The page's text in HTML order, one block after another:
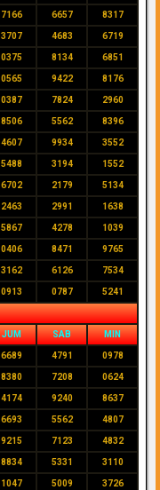
7166 6657 8317
3707 4683 6719
0375 8134 6851
0565 9422 8176
0387 7824 2960
8506 5562 8396
4607 9934 3552
5488 3194 1552
6702 2179 5134
2463 2991 1638
5867 4278 1039
0406 8471 9765
3162 6126 7534
0913 0787 5241
JUM SAB MIN
6689 4791 0978
8380 7208 0624
4174 9240 8637
6693 5562 4807
9215 7123 4832
8834 5331 3110
1047 5009 3726